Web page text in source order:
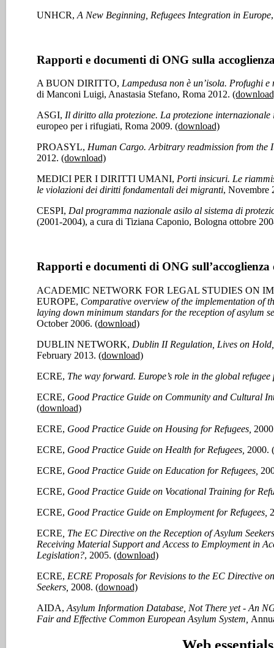
UNHCR, A New Beginning, Refugees Integration in Europe
Rapporti e documenti di ONG sulla
A BUON DIRITTO, Lampedusa non è un’isola. Profughi
di Manconi Luigi, Anastasia Stefano, Roma 2012.
ASGI, Il diritto alla protezione. La protezione
europeo per i rifugiati, Roma 2009. (download)
PROASYL, Human Cargo. Arbitrary readmission from the
2012. (download)
MEDICI PER I DIRITTI UMANI, Porti insicuri. Le
le violazioni dei diritti fondamentali dei migranti, Novembre
CESPI, Dal programma nazionale asilo al sistema di
(2001-2004), a cura di Tiziana Caponio, Bologna ottobre
Rapporti e documenti di ONG
ACADEMIC NETWORK FOR LEGAL STUDIES ON
EUROPE, Comparative overview of the implementation of
laying down minimum standars for the reception of asylum
October 2006. (download)
DUBLIN NETWORK, Dublin II Regulation, Lives on
February 2013. (download)
ECRE, The way forward. Europe’s role in the global
ECRE, Good Practice Guide on Community and Cultural
(download)
ECRE, Good Practice Guide on Housing for Refugees,
ECRE, Good Practice Guide on Health for Refugees, 2000.
ECRE, Good Practice Guide on Education for Refugees,
ECRE, Good Practice Guide on Vocational Training for
ECRE, Good Practice Guide on Employment for Refugees,
ECRE , The EC Directive on the Reception of Asylum
Receiving Material Support and Access to Employment in
Legislation?, 2005. (download)
ECRE, ECRE Proposals for Revisions to the EC Directive
Seekers, 2008. (downoad)
AIDA, Asylum Information Database, Not There yet - An
Fair and Effective Common European Asylum System,
Web essentials